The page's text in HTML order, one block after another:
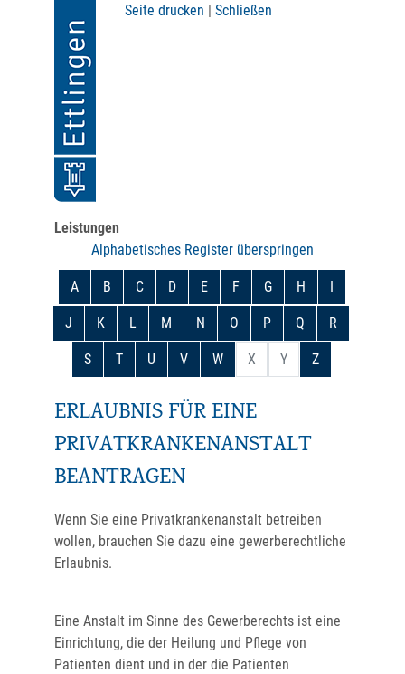
Seite drucken | Schließen
Leistungen
Alphabetisches Register überspringen
A B C D E F G H I
J K L M N O P Q R
S T U V W X Y Z
ERLAUBNIS FÜR EINE
PRIVATKRANKENANSTALT
BEANTRAGEN
Wenn Sie eine Privatkrankenanstalt betreiben
wollen, brauchen Sie dazu eine gewerberechtliche
Erlaubnis.
Eine Anstalt im Sinne des Gewerberechts ist eine
Einrichtung, die der Heilung und Pflege von
Patienten dient und in der die Patienten